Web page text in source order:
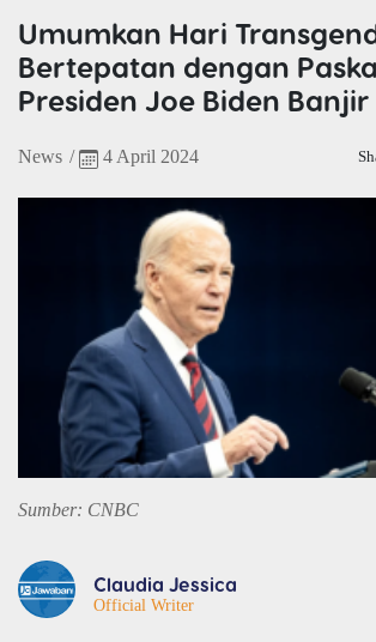
Umumkan Hari
Bertepatan dengan
Presiden Joe Biden
News / 4 April 2024
Sumber: CNBC
Claudia Jessica
Official Writer